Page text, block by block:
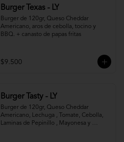
Burger Texas - LY
Burger de 120gr, Queso Cheddar
Americano, aros de cebolla, tocino y
BBQ. + canasto de papas fritas
$9.500
Burger Tasty - LY
Burger de 120gr, Queso Cheddar
Americano, Lechuga , Tomate, Cebolla,
Laminas de Pepinillo , Mayonesa y